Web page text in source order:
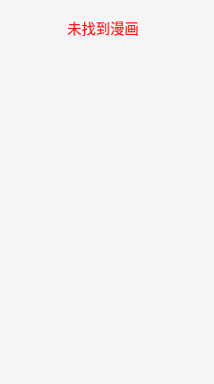
未找到漫画